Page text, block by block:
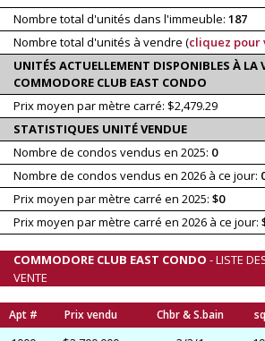
Nombre total d'unités dans l'immeuble: 187
Nombre total d'unités à vendre (cliquez pour
UNITÉS ACTUELLEMENT DISPONIBLES À LA
COMMODORE CLUB EAST CONDO
Prix moyen par mètre carré: $2,479.29
STATISTIQUES UNITÉ VENDUE
Nombre de condos vendus en 2025: 0
Nombre de condos vendus en 2026 à ce jour:
Prix moyen par mètre carré en 2025: $0
Prix moyen par mètre carré en 2026 à ce jour:
COMMODORE CLUB EAST CONDO - LISTE
VENTE
Apt # Prix vendu Chbr & S.bain